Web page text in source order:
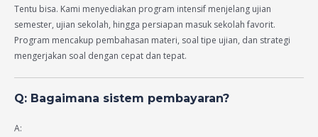
Tentu bisa. Kami menyediakan program intensif menjelang ujian
semester, ujian sekolah, hingga persiapan masuk sekolah favorit.
Program mencakup pembahasan materi, soal tipe ujian, dan strategi
mengerjakan soal dengan cepat dan tepat.
Q: Bagaimana sistem pembayaran?
A: